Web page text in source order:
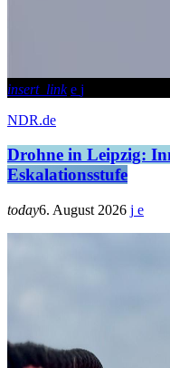
insert_link
NDR.de
Drohne in Leipzig:
Eskalationsstufe
today6. August 2026